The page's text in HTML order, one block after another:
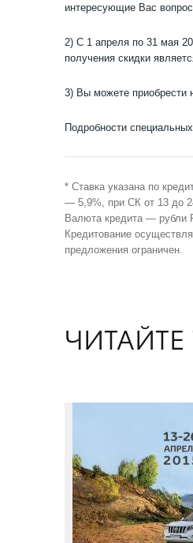
интересующие Вас
2) С 1 апреля по 31 мая
получения скидки
3) Вы можете приобрести
Подробности
* Ставка указана по
— 5,9%, при СК от 13 до
Валюта кредита — рубли
Кредитование
предложения ограничен.